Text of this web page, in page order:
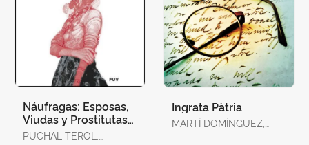
Náufragas: Esposas,
Viudas y Prostitutas
en la Escena
PUCHAL TEROL,
Ingrata Pàtria
MARTÍ DOMÍNGUEZ,